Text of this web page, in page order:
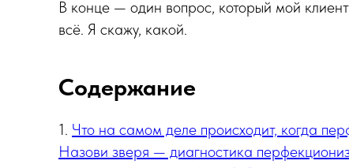
В конце — один вопрос, который мой
всё. Я скажу, какой.
Содержание
1. Что на самом деле происходит, когда
Назови зверя — диагностика